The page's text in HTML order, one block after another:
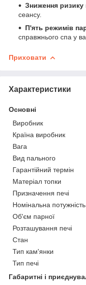
Зниження
сеансу.
П'ять режимів
справжнього спа у
Приховати
Характеристики
Основні
Виробник
Країна виробник
Вага
Вид пального
Гарантійний термін
Матеріал топки
Призначення печі
Номінальна потужність
Об'єм парної
Розташування печі
Стан
Тип кам'янки
Тип печі
Габаритні і